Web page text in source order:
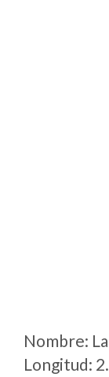
Nombre:
Longitud: